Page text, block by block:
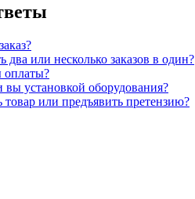
два или несколько заказов в один?
оплаты?
вы установкой оборудования?
товар или предъявить претензию?